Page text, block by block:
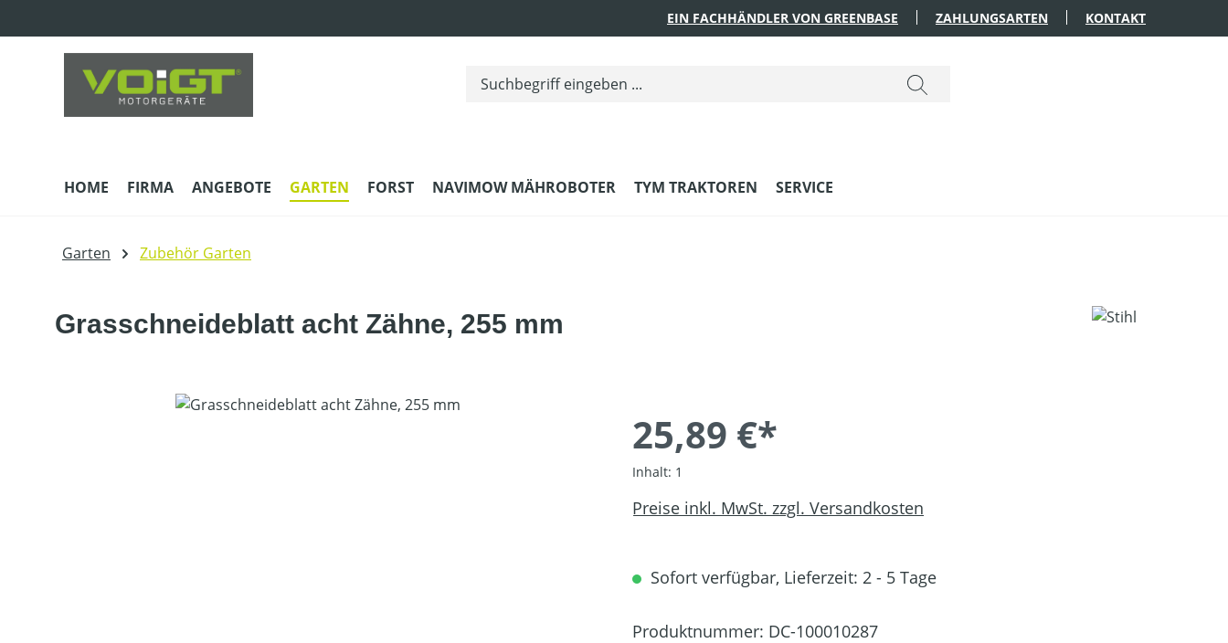
EIN FACHHÄNDLER VON GREENBASE ZAHLUNGSARTEN KONTAKT
HOME FIRMA ANGEBOTE GARTEN FORST NAVIMOW MÄHROBOTER TYM TRAKTOREN SERVICE
Garten Zubehör Garten
Grasschneideblatt acht Zähne, 255 mm
Bildergalerie überspringen
25,89 €*
Inhalt: 1
Preise inkl. MwSt. zzgl. Versandkosten
Sofort verfügbar, Lieferzeit: 2 - 5 Tage
Produktnummer: DC-100010287